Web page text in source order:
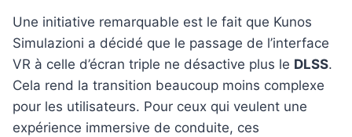
Une initiative remarquable est le fait que Kunos
Simulazioni a décidé que le passage de l’interface
VR à celle d’écran triple ne désactive plus le DLSS.
Cela rend la transition beaucoup moins complexe
pour les utilisateurs. Pour ceux qui veulent une
expérience immersive de conduite, ces